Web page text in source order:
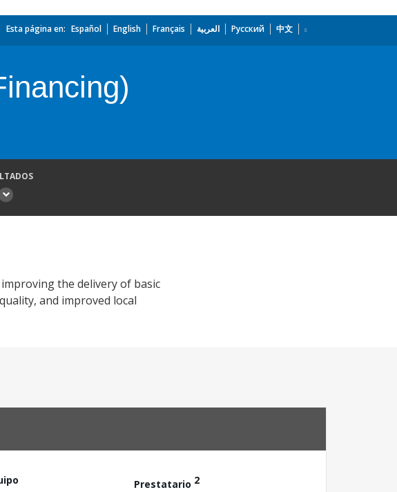
Esta página en: Español English Français العربية Русский 中文
the delivery of basic
and improved local
Prestatario 2